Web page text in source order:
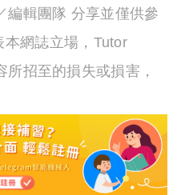
編輯團隊 分享並僅供參
本網誌立場，Tutor
招至的損失或損害，